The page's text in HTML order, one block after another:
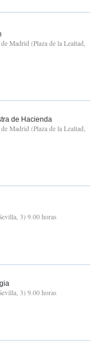
Madrid (Plaza de la Lealtad,
de Hacienda
Madrid (Plaza de la Lealtad,
3) 9.00 horas
3) 9.00 horas